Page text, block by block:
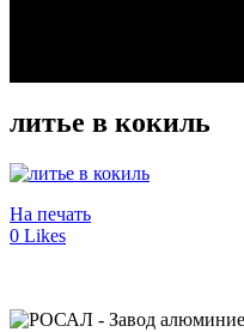
литье в кокиль
На печать
0 Likes